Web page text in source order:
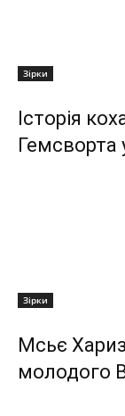
Зірки
Історія
Гемсворта
Зірки
Мсьє
молодого